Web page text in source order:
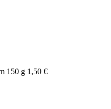
150 g 1,50 €